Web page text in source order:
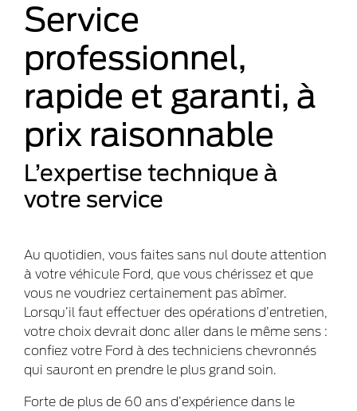
Service
professionnel,
rapide et garanti, à
prix raisonnable
L’expertise technique à
votre service
Au quotidien, vous faites sans nul doute attention
à votre véhicule Ford, que vous chérissez et que
vous ne voudriez certainement pas abîmer.
Lorsqu’il faut effectuer des opérations d’entretien,
votre choix devrait donc aller dans le même sens :
confiez votre Ford à des techniciens chevronnés
qui sauront en prendre le plus grand soin.
Forte de plus de 60 ans d’expérience dans le